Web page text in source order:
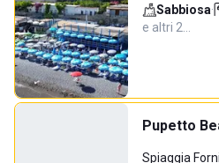
Sabbiosa·
e altri 2…
Pupetto
Spiaggia